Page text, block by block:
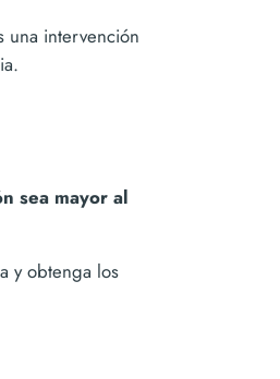
una intervención
sea mayor al
y obtenga los